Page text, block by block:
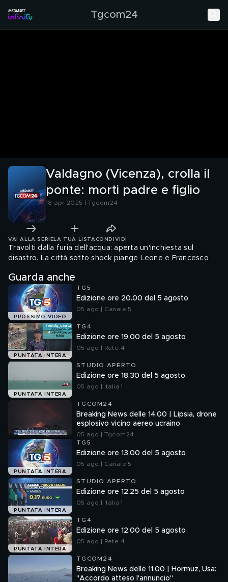
Tgcom24
Valdagno (Vicenza), crolla il
ponte: morti padre e figlio
18 apr 2025 | Tgcom24
VAI ALLA SERIE LA TUA LISTA CONDIVIDI
Travolti dalla furia dell'acqua: aperta un'inchiesta sul
disastro. La città sotto shock piange Leone e Francesco
Guarda anche
PROSSIMO VIDEO
TG5
Edizione ore 20.00 del 5 agosto
05 ago | Canale 5
PUNTATA INTERA
TG4
Edizione ore 19.00 del 5 agosto
05 ago | Rete 4
PUNTATA INTERA
STUDIO APERTO
Edizione ore 18.30 del 5 agosto
05 ago | Italia 1
TGCOM24
Breaking News delle 14.00 | Lipsia, drone
esplosivo vicino aereo ucraino
05 ago | Tgcom24
PUNTATA INTERA
TG5
Edizione ore 13.00 del 5 agosto
05 ago | Canale 5
PUNTATA INTERA
STUDIO APERTO
Edizione ore 12.25 del 5 agosto
05 ago | Italia 1
PUNTATA INTERA
TG4
Edizione ore 12.00 del 5 agosto
05 ago | Rete 4
TGCOM24
Breaking News delle 11.00 | Hormuz, Usa:
"Accordo atteso l'annuncio"